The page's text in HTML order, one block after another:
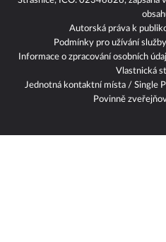
Autorská práva k
Podmínky pro užívání
Informace o zpracování osobních
Vlastnická
Jednotná kontaktní místa / Single
Povinně